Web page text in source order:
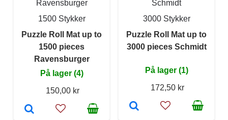
Ravensburger
1500 Stykker
Puzzle Roll Mat up to
1500 pieces
Ravensburger
På lager (4)
150,00 kr
Schmidt
3000 Stykker
Puzzle Roll Mat up to
3000 pieces Schmidt
På lager (1)
172,50 kr